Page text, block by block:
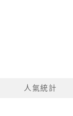
人氣統計